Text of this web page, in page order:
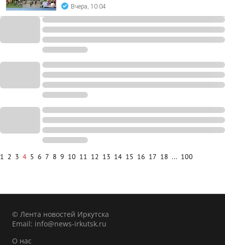
Вчера, 10:04
1 2 3 4 5 6 7 8 9 10 11 12 13 14 15 16 17 18 ... 100
© Лента новостей Иркутска
Email: info@news-irkutsk.ru
О нас